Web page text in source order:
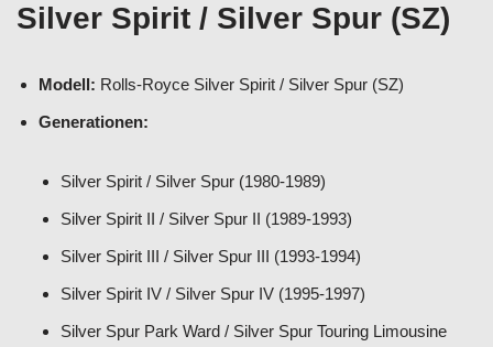
Silver Spirit / Silver Spur (SZ)
Modell: Rolls-Royce Silver Spirit / Silver Spur (SZ)
Generationen:
Silver Spirit / Silver Spur (1980-1989)
Silver Spirit II / Silver Spur II (1989-1993)
Silver Spirit III / Silver Spur III (1993-1994)
Silver Spirit IV / Silver Spur IV (1995-1997)
Silver Spur Park Ward / Silver Spur Touring Limousine